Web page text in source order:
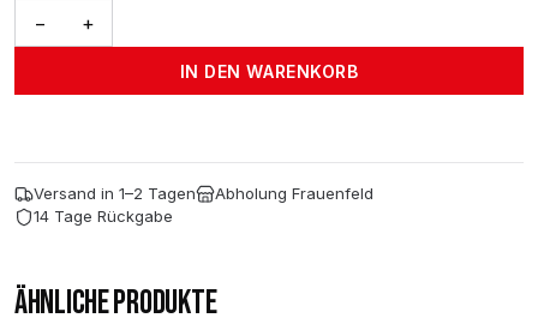
−
Reinigungstuch
+
IN DEN WARENKORB
Versand in 1–2 Tagen
Abholung Frauenfeld
14 Tage Rückgabe
ÄHNLICHE PRODUKTE